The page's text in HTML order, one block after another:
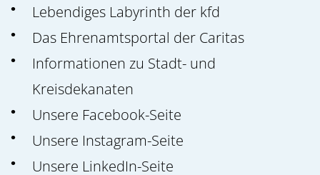
Lebendiges Labyrinth der kfd
Das Ehrenamtsportal der Caritas
Informationen zu Stadt- und
Kreisdekanaten
Unsere Facebook-Seite
Unsere Instagram-Seite
Unsere LinkedIn-Seite